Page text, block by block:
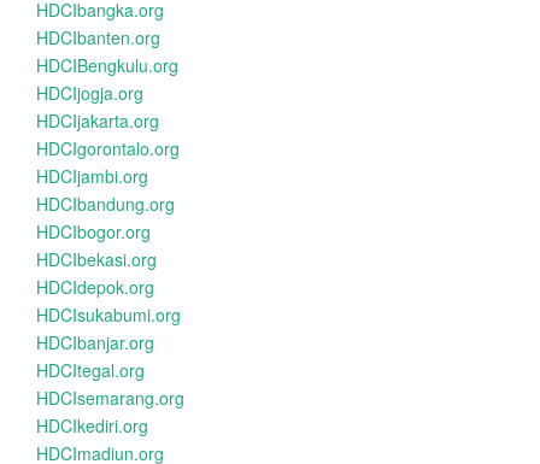
HDCIbangka.org
HDCIbanten.org
HDCIBengkulu.org
HDCIjogja.org
HDCIjakarta.org
HDCIgorontalo.org
HDCIjambi.org
HDCIbandung.org
HDCIbogor.org
HDCIbekasi.org
HDCIdepok.org
HDCIsukabumi.org
HDCIbanjar.org
HDCItegal.org
HDCIsemarang.org
HDCIkediri.org
HDCImadiun.org